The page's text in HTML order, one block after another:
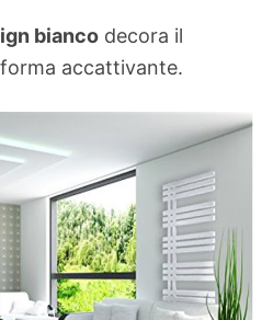
bianco decora il
accattivante.